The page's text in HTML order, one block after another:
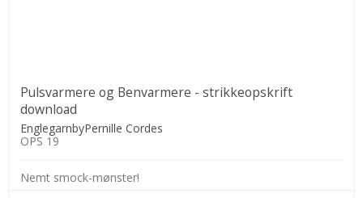
Pulsvarmere og Benvarmere - strikkeopskrift
download
EnglegarnbyPernille Cordes
OPS 19
Nemt smock-mønster!